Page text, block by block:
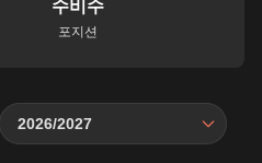
수비수
포지션
2026/2027